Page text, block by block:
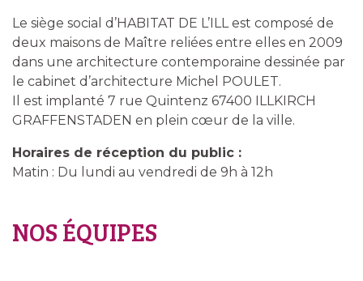
Le siège social d’HABITAT DE L’ILL est composé de
deux maisons de Maître reliées entre elles en 2009
dans une architecture contemporaine dessinée par
le cabinet d’architecture Michel POULET.
Il est implanté 7 rue Quintenz 67400 ILLKIRCH
GRAFFENSTADEN en plein cœur de la ville.
Horaires de réception du public :
Matin : Du lundi au vendredi de 9h à 12h
NOS ÉQUIPES